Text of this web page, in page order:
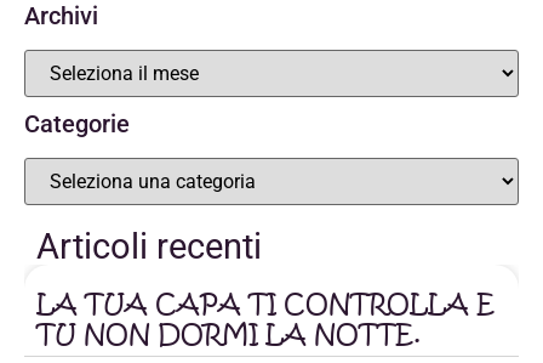
Archivi
Categorie
Articoli recenti
LA TUA CAPA TI CONTROLLA E
TU NON DORMI LA NOTTE.